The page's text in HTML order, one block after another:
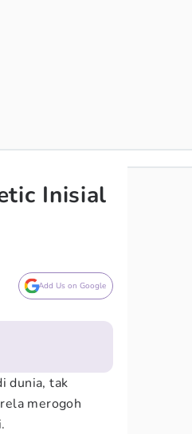
Inisial
Add Us on Google
dunia, tak
merogoh